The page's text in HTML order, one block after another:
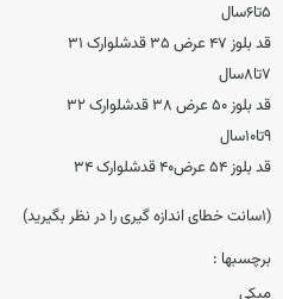
۵تا۶سال
قد بلوز ۴۷ عرض ۳۵ قدشلوارک ۳۱
۷تا۸سال
قد بلوز ۵۰ عرض ۳۸ قدشلوارک ۳۲
۹تا۱۰سال
قد بلوز ۵۴ عرض۴۰ قدشلوارک ۳۴
(۱سانت خطای اندازه گیری را در نظر بگیرید)
برچسبها :
میکی